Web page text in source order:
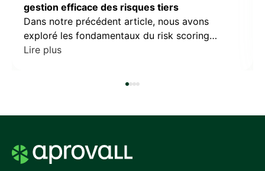
gestion efficace des risques tiers
Dans notre précédent article, nous avons
exploré les fondamentaux du risk scoring
dynamique et son rôle essentiel dans l’évolution
Lire plus